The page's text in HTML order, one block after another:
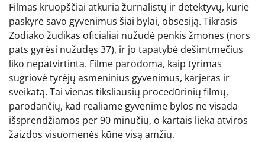
Filmas kruopščiai atkuria žurnalistų ir detektyvų, kurie
paskyrė savo gyvenimus šiai bylai, obsesiją. Tikrasis
Zodiako žudikas oficialiai nužudė penkis žmones (nors
pats gyrėsi nužudęs 37), ir jo tapatybė dešimtmečius
liko nepatvirtinta. Filme parodoma, kaip tyrimas
sugriovė tyrėjų asmeninius gyvenimus, karjeras ir
sveikatą. Tai vienas tiksliausių procedūrinių filmų,
parodančių, kad realiame gyvenime bylos ne visada
išsprendžiamos per 90 minučių, o kartais lieka atviros
žaizdos visuomenės kūne visą amžių.